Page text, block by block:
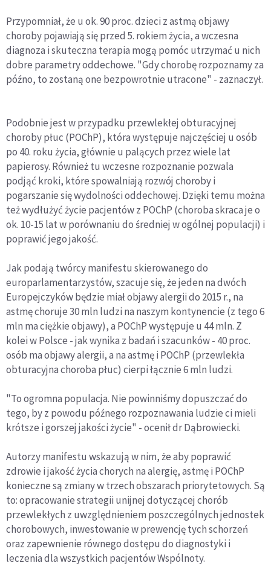
Przypomniał, że u ok. 90 proc. dzieci z astmą objawy
choroby pojawiają się przed 5. rokiem życia, a wczesna
diagnoza i skuteczna terapia mogą pomóc utrzymać u nich
dobre parametry oddechowe. "Gdy chorobę rozpoznamy za
późno, to zostaną one bezpowrotnie utracone" - zaznaczył.
Podobnie jest w przypadku przewlekłej obturacyjnej
choroby płuc (POChP), która występuje najczęściej u osób
po 40. roku życia, głównie u palących przez wiele lat
papierosy. Również tu wczesne rozpoznanie pozwala
podjąć kroki, które spowalniają rozwój choroby i
pogarszanie się wydolności oddechowej. Dzięki temu można
też wydłużyć życie pacjentów z POChP (choroba skraca je o
ok. 10-15 lat w porównaniu do średniej w ogólnej populacji) i
poprawić jego jakość.
Jak podają twórcy manifestu skierowanego do
europarlamentarzystów, szacuje się, że jeden na dwóch
Europejczyków będzie miał objawy alergii do 2015 r., na
astmę choruje 30 mln ludzi na naszym kontynencie (z tego 6
mln ma ciężkie objawy), a POChP występuje u 44 mln. Z
kolei w Polsce - jak wynika z badań i szacunków - 40 proc.
osób ma objawy alergii, a na astmę i POChP (przewlekła
obturacyjna choroba płuc) cierpi łącznie 6 mln ludzi.
"To ogromna populacja. Nie powinniśmy dopuszczać do
tego, by z powodu późnego rozpoznawania ludzie ci mieli
krótsze i gorszej jakości życie" - ocenił dr Dąbrowiecki.
Autorzy manifestu wskazują w nim, że aby poprawić
zdrowie i jakość życia chorych na alergię, astmę i POChP
konieczne są zmiany w trzech obszarach priorytetowych. Są
to: opracowanie strategii unijnej dotyczącej chorób
przewlekłych z uwzględnieniem poszczególnych jednostek
chorobowych, inwestowanie w prewencję tych schorzeń
oraz zapewnienie równego dostępu do diagnostyki i
leczenia dla wszystkich pacjentów Wspólnoty.